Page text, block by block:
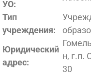
УО:
Тип
учреждения:
Юридический
адрес:
н, г.п.
30